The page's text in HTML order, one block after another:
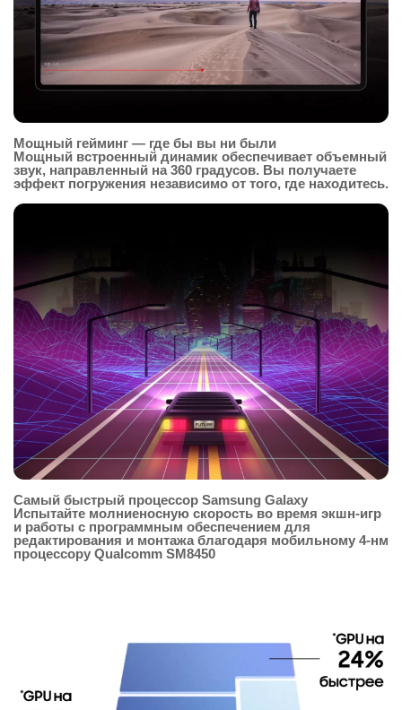
Мощный гейминг — где бы вы ни были
Мощный встроенный динамик обеспечивает объемный
звук, направленный на 360 градусов. Вы получаете
эффект погружения независимо от того, где находитесь.
Самый быстрый процессор Samsung Galaxy
Испытайте молниеносную скорость во время экшн-игр
и работы с программным обеспечением для
редактирования и монтажа благодаря мобильному 4-нм
процессору Qualcomm SM8450